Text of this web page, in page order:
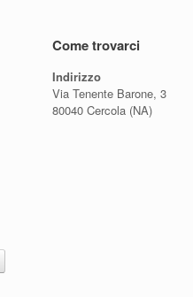
Come trovarci
Indirizzo
Via Tenente Barone, 3
80040 Cercola (NA)